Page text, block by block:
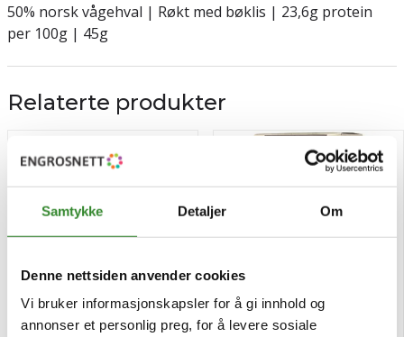
Samtykke Detaljer Om
Denne nettsiden anvender cookies
Vi bruker informasjonskapsler for å gi innhold og
annonser et personlig preg, for å levere sosiale
50% norsk vågehval | Røkt med bøklis | 23,6g protein
per 100g | 45g
Relaterte produkter